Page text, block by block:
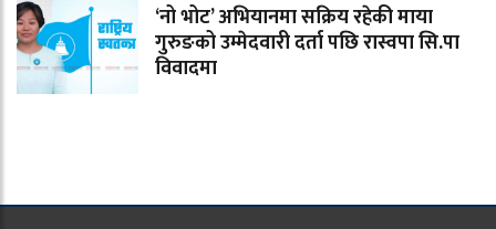
‘नो भोट’ अभियानमा सक्रिय रहेकी माया
गुरुङको उम्मेदवारी दर्ता पछि रास्वपा सि.पा
विवादमा